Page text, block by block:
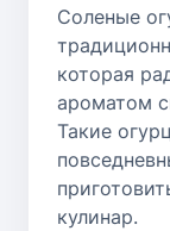
Соленые
которая
ароматом
Такие
кулинар.